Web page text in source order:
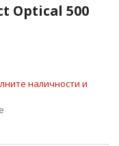
Optical 500
наличности и